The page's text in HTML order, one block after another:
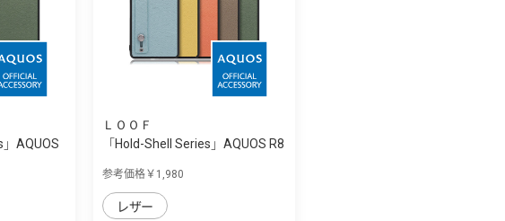
」AQUOS
ＬＯＯＦ
「Hold-Shell Series」AQUOS R8
参考価格￥1,980
レザー